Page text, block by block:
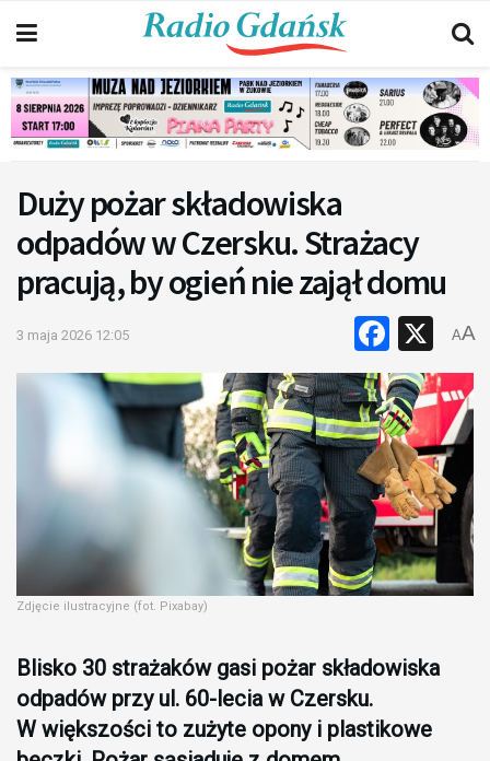
Duży pożar składowiska
odpadów w Czersku. Strażacy
pracują, by ogień nie zajął domu
3 maja 2026 12:05 X
AA
Zdjęcie ilustracyjne (fot. Pixabay)
Blisko 30 strażaków gasi pożar składowiska
odpadów przy ul. 60-lecia w Czersku.
W większości to zużyte opony i plastikowe